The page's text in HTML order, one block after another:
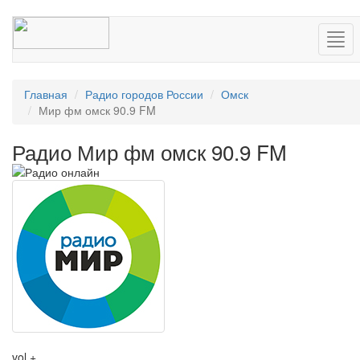
Главная Радио городов России
Омск
Мир фм омск 90.9 FM
Радио Мир фм омск 90.9 FM
vol +